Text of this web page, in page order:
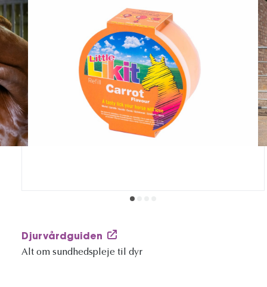
Djurvårdguiden
Alt om sundhedspleje til dyr